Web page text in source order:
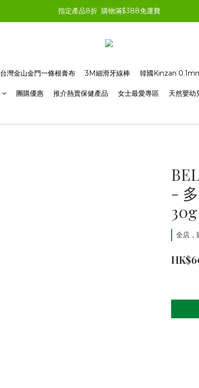
指定產品8折  購物滿$388免運費
台灣金山金門一條根膏布 3M細滑牙線棒 韓國Kinzan
團購優惠 推介熱賣保健產品 女士最愛專區 天然嬰幼
-
全店，